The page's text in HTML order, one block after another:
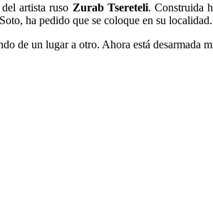
del artista ruso Zurab Tsereteli. Construida
ha pedido que se coloque en su localidad.
de un lugar a otro. Ahora está desarmada